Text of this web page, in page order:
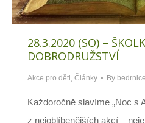
28.3.2020 (SO) –
DOBRODRUŽSTVÍ
Akce pro děti Články By
Každoročně slavíme „Noc s
z nejoblíbenějších akcí –